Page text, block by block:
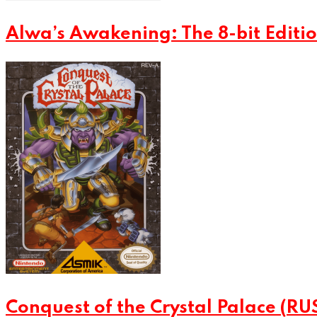
Alwa’s Awakening: The 8-bit
Conquest of the Crystal Palace